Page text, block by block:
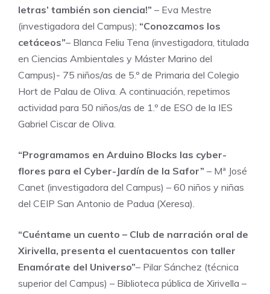
letras’ también son ciencia!” – Eva Mestre
(investigadora del Campus); “Conozcamos los
cetáceos”– Blanca Feliu Tena (investigadora, titulada
en Ciencias Ambientales y Máster Marino del
Campus)- 75 niños/as de 5.º de Primaria del Colegio
Hort de Palau de Oliva. A continuación, repetimos
actividad para 50 niños/as de 1.º de ESO de la IES
Gabriel Ciscar de Oliva.
“Programamos en Arduino Blocks las cyber-
flores para el Cyber-Jardín de la Safor” – Mª José
Canet (investigadora del Campus) – 60 niños y niñas
del CEIP San Antonio de Padua (Xeresa).
“Cuéntame un cuento – Club de narración oral de
Xirivella, presenta el cuentacuentos con taller
Enamórate del Universo”– Pilar Sánchez (técnica
superior del Campus) – Biblioteca pública de Xirivella –